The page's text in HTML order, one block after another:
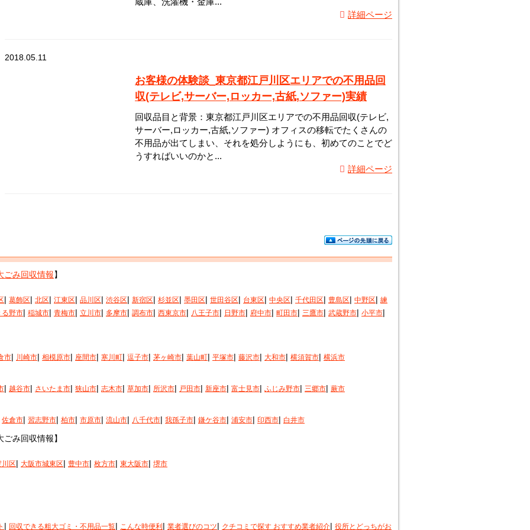
詳細ページ
2018.05.11
お客様の体験談_東京都江戸川区エリアでの不用品回
収(テレビ,サーバー,ロッカー,古紙,ソファー)実績
回収品目と背景：東京都江戸川区エリアでの不用品回収(テレビ,
サーバー,ロッカー,古紙,ソファー) オフィスの移転でたくさんの
不用品が出てしまい、それを処分しようにも、初めてのことでど
うすればいいのかと...
詳細ページ
ごみ回収情報】
| 葛飾区| 北区| 江東区| 品川区| 渋谷区| 新宿区| 杉並区| 墨田区| 世田谷区| 台東区| 中央区| 千代田区| 豊島区| 中野区| 練
る野市| 稲城市| 青梅市| 立川市| 多摩市| 調布市| 西東京市| 八王子市| 日野市| 府中市| 町田市| 三鷹市| 武蔵野市| 小平市|
市| 川崎市| 相模原市| 座間市| 寒川町| 逗子市| 茅ヶ崎市| 葉山町| 平塚市| 藤沢市| 大和市| 横須賀市| 横浜市
| 越谷市| さいたま市| 狭山市| 志木市| 草加市| 所沢市| 戸田市| 新座市| 富士見市| ふじみ野市| 三郷市| 蕨市
佐倉市| 習志野市| 柏市| 市原市| 流山市| 八千代市| 我孫子市| 鎌ケ谷市| 浦安市| 印西市| 白井市
み回収情報】
区| 大阪市城東区| 豊中市| 枚方市| 東大阪市| 堺市
| 回収できる粗大ゴミ・不用品一覧| こんな時便利 | 業者選びのコツ| クチコミで探す おすすめ業者紹介| 役所とどっちがお